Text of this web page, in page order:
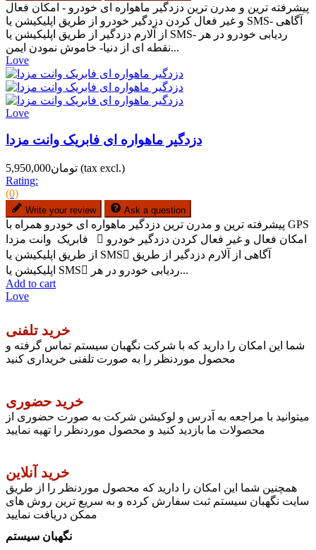
پیشرفته ترین و مدرن ترین دزدگیر ماهواره ای خودرو - امکان فعال
و غیر فعال کردن دزدگیر خودرو از طریق اپلیکیشن یا SMS- آگاهی
از آلارم دزدگیر از طریق اپلیکیشن یا SMS- ردیابی خودرو در هر
نقطه ای از دنیا- خاموش نمودن ایمن...
Love
Love
دزدگیر ماهواره ای فابریک وانت مزدا
تومان5,950,000 (tax excl.)
Rating:
(0)
Write your review Ask a question
پیشرفته ترین و مدرن ترین دزدگیر ماهواره ای خودرو همراه با GPS
فابریک وانت مزدا  امکان فعال و غیر فعال کردن دزدگیر خودرو
از طریق اپلیکیشن یا SMS آگاهی از آلارم دزدگیر از طریق
اپلیکیشن یا SMS ردیابی خودرو در هر...
Add to cart
Love
خرید تلفنی
شما این امکان را دارید که با شرکت نگهبان سیستم تماس گرفته و
محصول موردنظر را به صورت تلفنی خریداری کنید
خرید حضوری
میتوانید با مراجعه به آدرس و لوکیشن شرکت به صورت حضوری از
محصولات ما بازدید کنید و محصول موردنظر را تهیه نمایید
خرید آنلاین
همچنین شما این امکان را دارید که محصول موردنظر را از طریق
سایت نگهبان سیستم ثبت سفارش کرده و به سریع ترین روش های
ممکن دریافت نمایید
نگهبان سیستم